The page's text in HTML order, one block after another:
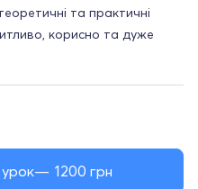
1200 грн
та практичні
корисно та дуже